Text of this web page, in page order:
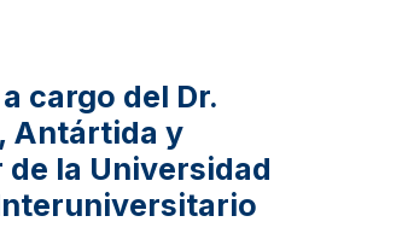
cargo del Dr.
Antártida y
la Universidad